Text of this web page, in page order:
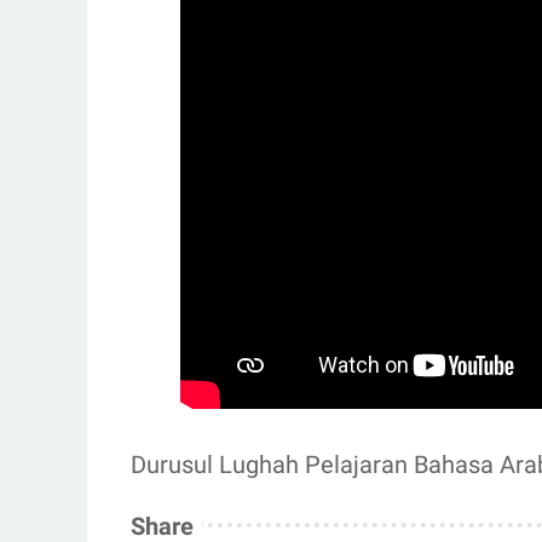
Durusul Lughah Pelajaran Bahasa
Share